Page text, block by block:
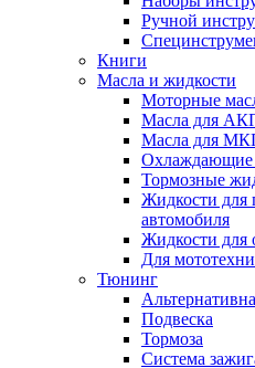
Ручной
Книги
Масла и жидкости
Моторные
Масла для
Масла для
Охлаждающие
Тормозные
Жидкости для
автомобиля
Жидкости для
Для
Тюнинг
Подвеска
Тормоза
Система